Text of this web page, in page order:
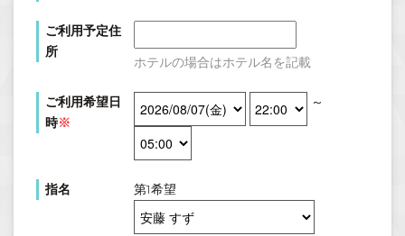
ご利用予定住
所
ホテルの場合はホテル名を記載
ご利用希望日
時※
～
指名 第1希望